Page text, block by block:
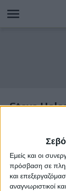
Εμείς και οι
πρόσβαση σε
και
αναγνωριστικοί
Παράκαμψη
προς
Steve